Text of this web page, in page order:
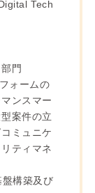
Tech
門
ォームの
ンスマー
案件の立
ミュニケ
ティマネ
構築及び